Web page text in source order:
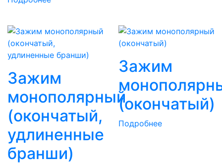
Зажим
монополярный
(окончатый,
удлиненные
бранши)
Зажим
(окончатый)
Подробнее